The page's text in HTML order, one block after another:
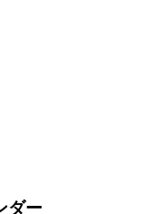
ダー